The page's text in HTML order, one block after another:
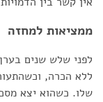
ממציאות למחזה
לפני שלש שנים
ללא הכרה,
שלו. כשהוא יצא